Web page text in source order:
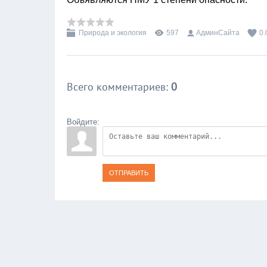
Природа и экология 597 АдминСайта
Всего комментариев: 0
Войдите:
ОТПРАВИТЬ